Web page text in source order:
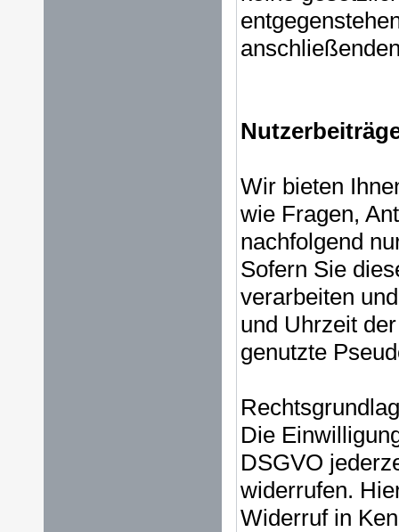
Wir bieten
wie Fragen,
nachfolgend
Sofern Sie
verarbeiten
und Uhrzeit
genutzte
Die
DSGVO
widerrufen.
Widerruf in